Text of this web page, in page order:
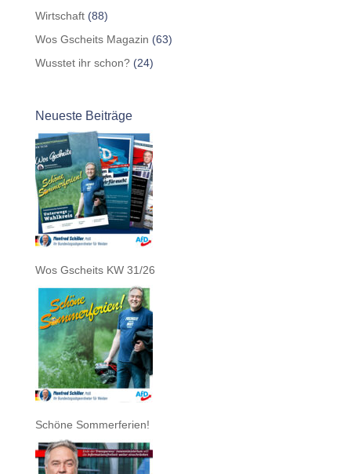
Wirtschaft(88)
Wos Gscheits Magazin (63)
Wusstet ihr schon?(24)
Neueste Beiträge
Wos Gscheits KW 31/26
Schöne Sommerferien!